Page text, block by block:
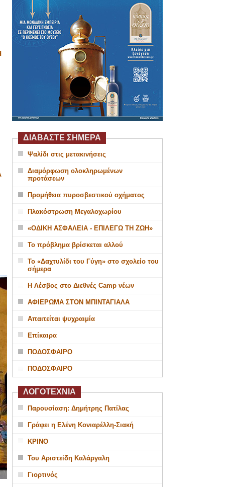
ΔΙΑΒΑΣΤΕ ΣΗΜΕΡΑ
Ψαλίδι στις μετακινήσεις
Διαμόρφωση ολοκληρωμένων
προτάσεων
Προμήθεια πυροσβεστικού οχήματος
Πλακόστρωση Μεγαλοχωρίου
«ΟΔΙΚΗ ΑΣΦΑΛΕΙΑ - ΕΠΙΛΕΓΩ ΤΗ ΖΩΗ»
Το πρόβλημα βρίσκεται αλλού
Το «Δαχτυλίδι του Γύγη» στο σχολείο του
σήμερα
Η Λέσβος στο Διεθνές Camp νέων
ΑΦΙΕΡΩΜΑ ΣΤΟΝ ΜΠΙΝΤΑΓΙΑΛΑ
Απαιτείται ψυχραιμία
Επίκαιρα
ΠΟΔΟΣΦΑΙΡΟ
ΠΟΔΟΣΦΑΙΡΟ
ΛΟΓΟΤΕΧΝΙΑ
Παρουσίαση: Δημήτρης Πατίλας
Γράφει η Ελένη Κονιαρέλλη-Σιακή
ΚΡΙΝΟ
Του Αριστείδη Καλάργαλη
Γιορτινός